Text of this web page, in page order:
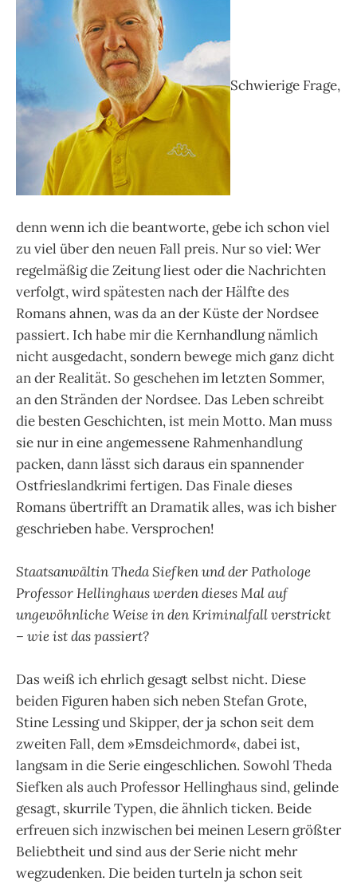
Schwierige Frage,
denn wenn ich die beantworte, gebe ich schon viel
zu viel über den neuen Fall preis. Nur so viel: Wer
regelmäßig die Zeitung liest oder die Nachrichten
verfolgt, wird spätesten nach der Hälfte des
Romans ahnen, was da an der Küste der Nordsee
passiert. Ich habe mir die Kernhandlung nämlich
nicht ausgedacht, sondern bewege mich ganz dicht
an der Realität. So geschehen im letzten Sommer,
an den Stränden der Nordsee. Das Leben schreibt
die besten Geschichten, ist mein Motto. Man muss
sie nur in eine angemessene Rahmenhandlung
packen, dann lässt sich daraus ein spannender
Ostfrieslandkrimi fertigen. Das Finale dieses
Romans übertrifft an Dramatik alles, was ich bisher
geschrieben habe. Versprochen!
Staatsanwältin Theda Siefken und der Pathologe
Professor Hellinghaus werden dieses Mal auf
ungewöhnliche Weise in den Kriminalfall verstrickt
– wie ist das passiert?
Das weiß ich ehrlich gesagt selbst nicht. Diese
beiden Figuren haben sich neben Stefan Grote,
Stine Lessing und Skipper, der ja schon seit dem
zweiten Fall, dem »Emsdeichmord«, dabei ist,
langsam in die Serie eingeschlichen. Sowohl Theda
Siefken als auch Professor Hellinghaus sind, gelinde
gesagt, skurrile Typen, die ähnlich ticken. Beide
erfreuen sich inzwischen bei meinen Lesern größter
Beliebtheit und sind aus der Serie nicht mehr
wegzudenken. Die beiden turteln ja schon seit